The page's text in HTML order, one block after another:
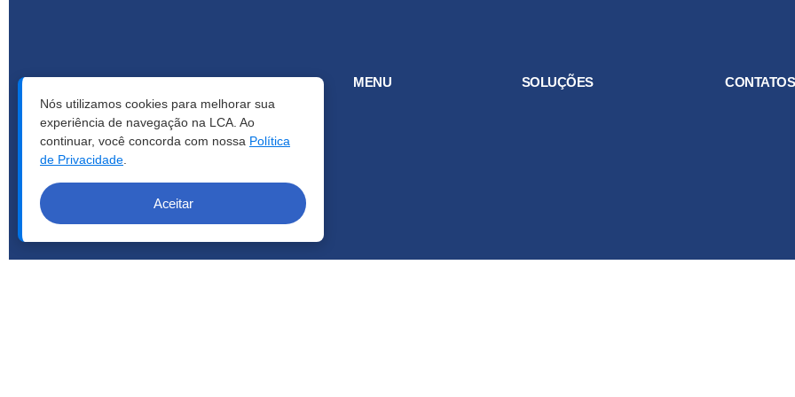
MENU SOLUÇÕES CONTATOS
Nós utilizamos cookies para melhorar sua
experiência de navegação na LCA. Ao
continuar, você concorda com nossa Política
de Privacidade
Aceitar